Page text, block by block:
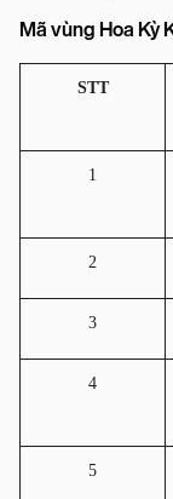
Mã vùng Hoa Kỳ
STT
1
2
3
4
5